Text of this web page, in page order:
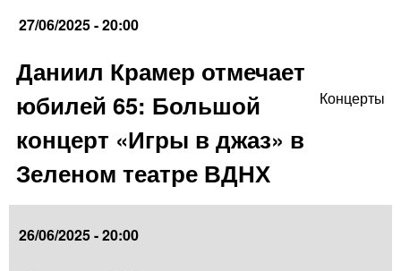
27/06/2025 - 20:00
Даниил Крамер отмечает
юбилей 65: Большой
концерт «Игры в джаз» в
Зеленом театре ВДНХ
Концерты
26/06/2025 - 20:00